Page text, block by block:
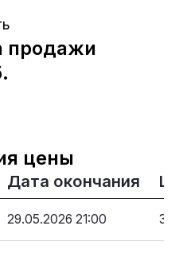
продажи
цены
Дата окончания
29.05.2026 21:00